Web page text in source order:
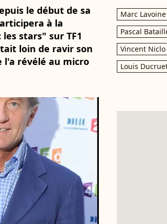
le début de sa
à la
stars" sur TF1
loin de ravir son
l'a révélé au micro
Marc Lavoine
Pascal
Vincent Niclo
Louis